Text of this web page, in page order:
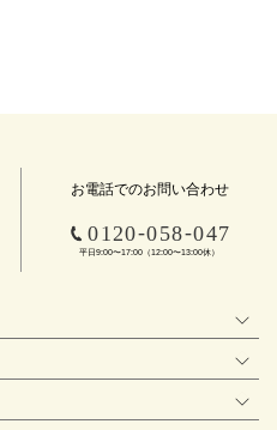
際、架空の人物を登録した場合
をした場合、過去に会員除名処分
す。
述のいずれかであることが判明
を禁止します
トに掲載されているいかなる情報
禁止いたします。
容、営業内容は会員への通知をす
お電話でのお問い合わせ
0120-058-047
平日9:00〜17:00（12:00〜13:00休）